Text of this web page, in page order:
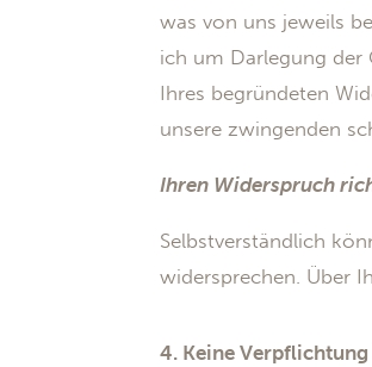
was von uns jeweils
ich um Darlegung der
Ihres begründeten
unsere zwingenden
Ihren Widerspruch
Selbstverständlich
widersprechen. Über
4. Keine